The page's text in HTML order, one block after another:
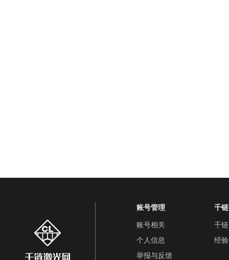
账号管理
账号相关
个人信息
举报与反馈
千
千
经